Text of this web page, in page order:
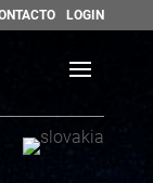
LOGIN